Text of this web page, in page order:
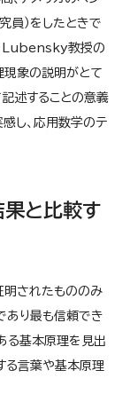
員）をしたときで
Lubensky教授の
現象の説明がとて
述することの意義
感し、応用数学のテ
果と比較す
明されたもののみ
あり最も信頼でき
る基本原理を見出
る言葉や基本原理